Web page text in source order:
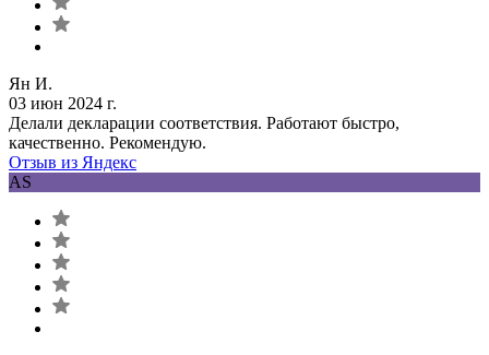
Ян И.
03 июн 2024 г.
Делали декларации соответствия. Работают быстро,
качественно. Рекомендую.
Отзыв из Яндекс
AS